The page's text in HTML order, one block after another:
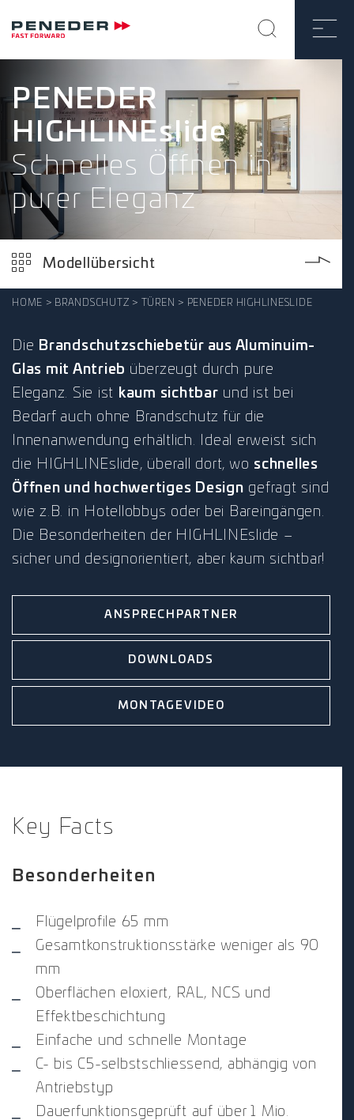
PENEDER
HIGHLINEslide
Schnelles Öffnen in
purer Eleganz
Modellübersicht
HOME BRANDSCHUTZ TÜREN PENEDER HIGHLINESLIDE
Die Brandschutzschiebetür aus Aluminuim-
Glas mit Antrieb überzeugt durch pure
Eleganz. Sie ist
kaum sichtbar und ist bei
Bedarf auch ohne Brandschutz für die
Innenanwendung erhältlich. Ideal erweist sich
die HIGHLINEslide, überall dort, wo schnelles
Öffnen und hochwertiges Design gefragt sind
wie z.B. in Hotellobbys oder bei Bareingängen.
Die Besonderheiten der HIGHLINEslide –
sicher und designorientiert, aber kaum sichtbar!
ANSPRECHPARTNER
DOWNLOADS
MONTAGEVIDEO
Key Facts
Besonderheiten
Flügelprofile 65 mm
Gesamtkonstruktionsstärke weniger als 90
mm
Oberflächen eloxiert, RAL, NCS und
Effektbeschichtung
Einfache und schnelle Montage
C- bis C5-selbstschliessend, abhängig von
Antriebstyp
Dauerfunktionsgeprüft auf über 1 Mio.